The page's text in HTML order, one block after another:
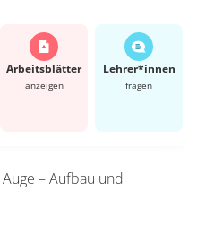
Arbeits­blätter
anzeigen
Lehrer*​innen
fragen
Auge – Aufbau und